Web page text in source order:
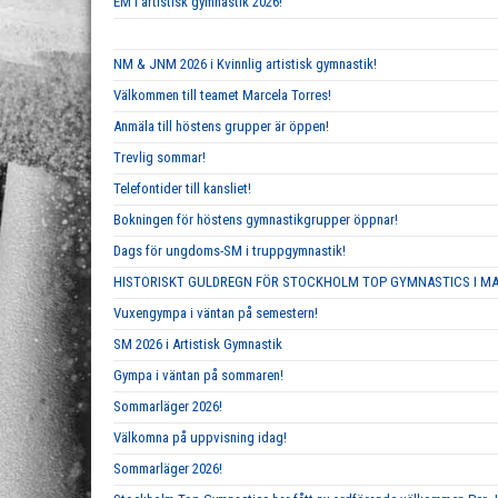
NM & JNM 2026 i Kvinnlig artistisk gymnastik!
Välkommen till teamet Marcela Torres!
Anmäla till höstens grupper är öppen!
Trevlig sommar!
Telefontider till kansliet!
Bokningen för höstens gymnastikgrupper öppnar!
Dags för ungdoms-SM i truppgymnastik!
HISTORISKT GULDREGN FÖR STOCKHOLM TOP GYMNASTICS I
Vuxengympa i väntan på semestern!
SM 2026 i Artistisk Gymnastik
Gympa i väntan på sommaren!
Sommarläger 2026!
Välkomna på uppvisning idag!
Sommarläger 2026!